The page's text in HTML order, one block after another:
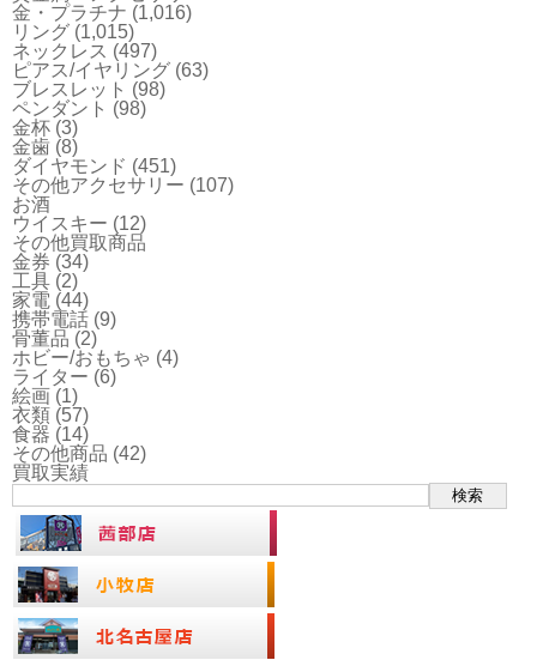
金・プラチナ (1,016)
リング (1,015)
ネックレス (497)
ピアス/イヤリング (63)
ブレスレット (98)
ペンダント (98)
金杯 (3)
金歯 (8)
ダイヤモンド (451)
その他アクセサリー (107)
お酒
ウイスキー (12)
その他買取商品
金券 (34)
工具 (2)
家電 (44)
携帯電話 (9)
骨董品 (2)
ホビー/おもちゃ (4)
ライター (6)
絵画 (1)
衣類 (57)
食器 (14)
その他商品 (42)
買取実績
検索